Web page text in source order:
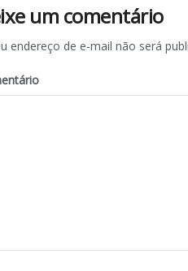
um comentário
endereço de e-mail não será